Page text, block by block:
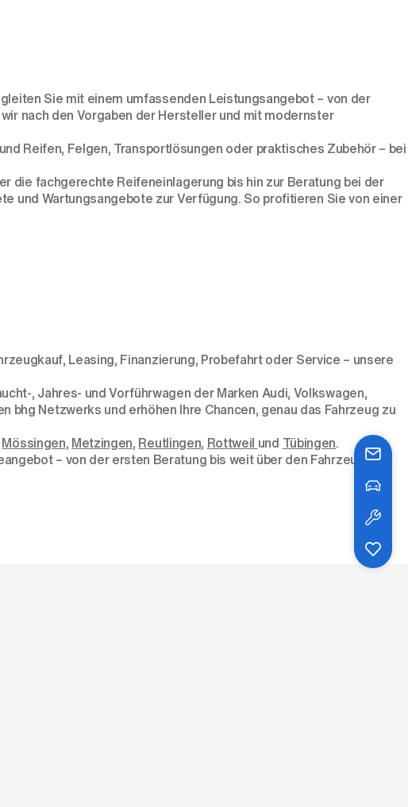
Sie mit einem umfassenden Leistungsangebot – von der
nach den Vorgaben der Hersteller und mit modernster
Reifen, Felgen, Transportlösungen oder praktisches Zubehör – bei
die fachgerechte Reifeneinlagerung bis hin zur Beratung bei der
und Wartungsangebote zur Verfügung. So profitieren Sie von einer
Leasing, Finanzierung, Probefahrt oder Service – unsere
, Jahres- und Vorführwagen der Marken Audi, Volkswagen,
bhg Netzwerks und erhöhen Ihre Chancen, genau das Fahrzeug zu
Mössingen, Metzingen, Reutlingen, Rottweil und Tübingen.
– von der ersten Beratung bis weit über den Fahrzeugkauf